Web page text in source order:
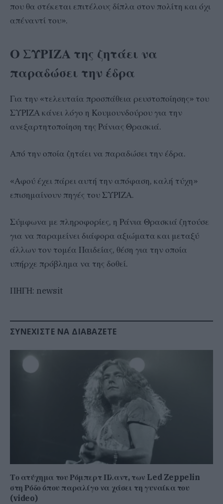
που θα στέκεται επιτέλους δίπλα στον πολίτη και όχι
απέναντί του».
Ο ΣΥΡΙΖΑ της ζητάει να
παραδώσει την έδρα
Για την «τελευταία προσπάθεια ρευστοποίησης» του
ΣΥΡΙΖΑ κάνει λόγο η Κουμουνδούρου για την
ανεξαρτητοποίηση της Ράνιας Θρασκιά.
Από την οποία ζητάει να παραδώσει την έδρα.
«Αφού έχει πάρει αυτή την απόφαση, καλή τύχη»
επισημαίνουν πηγές του ΣΥΡΙΖΑ.
Σύμφωνα με πληροφορίες, η Ράνια Θρασκιά ζητούσε
για να παραμείνει διάφορα αξιώματα και μεταξύ
άλλων τον τομέα Παιδείας, θέση για την οποία
υπήρχε πρόβλημα να της δοθεί.
ΠΗΓΗ: newsit
ΣΥΝΕΧΊΣΤΕ ΝΑ ΔΙΑΒΆΖΕΤΕ
Το ατύχημα του Ρόμπερτ Πλαντ, των Led Zeppelin
στη Ρόδο όπου παραλίγο να χάσει τη γυναίκα του
(video)